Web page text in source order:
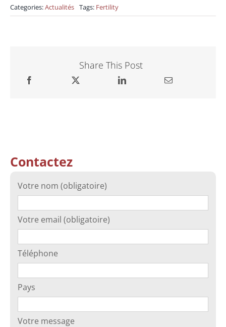
Categories:Actualités Tags: Fertility
Share This Post
Contactez
Votre nom (obligatoire)
Votre email (obligatoire)
Téléphone
Pays
Votre message